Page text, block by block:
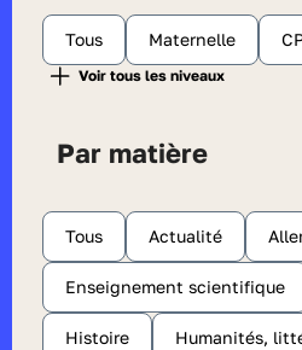
Tous Maternelle
Par matière
Tous Actualité
Enseignement scientifique
Histoire Humanités,